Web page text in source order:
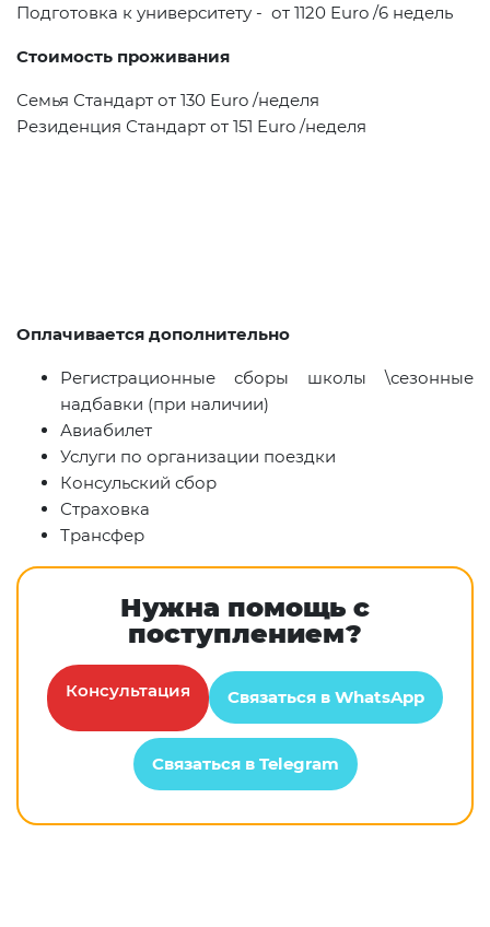
Подготовка к университету - от 1120 Euro /6 недель
Стоимость проживания
Семья Стандарт от 130 Euro /неделя
Резиденция Стандарт от 151 Euro /неделя
Оплачивается дополнительно
Регистрационные сборы школы \сезонные
надбавки (при наличии)
Авиабилет
Услуги по организации поездки
Консульский сбор
Страховка
Трансфер
Нужна помощь с
поступлением?
Консультация Связаться в WhatsApp
Связаться в Telegram